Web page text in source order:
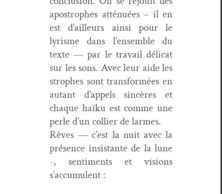
apos­tro­phes atténuées – il en
est d’ailleurs ain­si pour le
lyrisme dans l’ensem­ble du
texte — par le tra­vail déli­cat
sur les sons. Avec leur aide les
stro­phes sont trans­for­mées en
autant d’ap­pels sincères et
chaque haïku est comme une
per­le d’un col­lier de larmes.
Rêves — c’est la nuit avec la
présence insis­tante de la lune
-, sen­ti­ments et visions
s’accumulent :